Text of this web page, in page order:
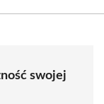
swojej